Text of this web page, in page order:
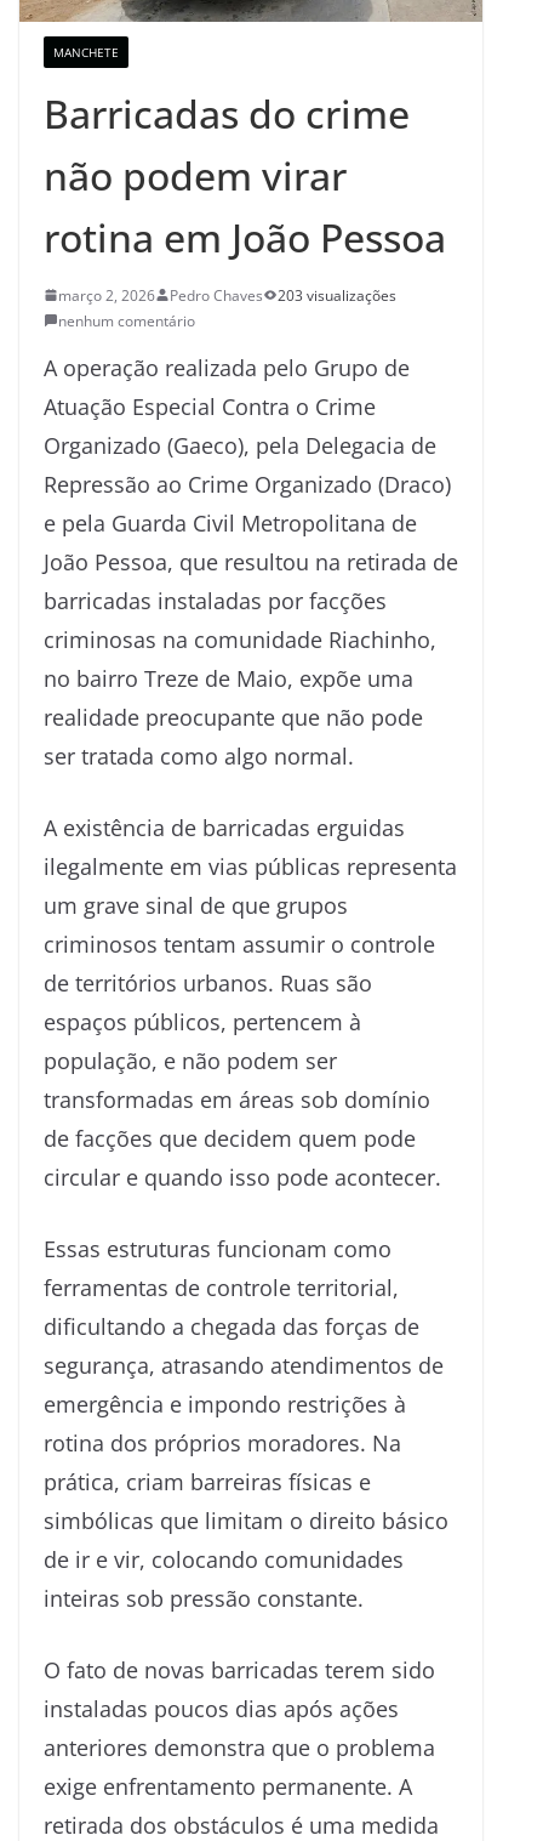
MANCHETE
Barricadas do crime
não podem virar
rotina em João Pessoa
março 2, 2026 Pedro Chaves
203 visualizações
nenhum comentário
A operação realizada pelo Grupo de
Atuação Especial Contra o Crime
Organizado (Gaeco), pela Delegacia de
Repressão ao Crime Organizado (Draco)
e pela Guarda Civil Metropolitana de
João Pessoa, que resultou na retirada de
barricadas instaladas por facções
criminosas na comunidade Riachinho,
no bairro Treze de Maio, expõe uma
realidade preocupante que não pode
ser tratada como algo normal.
A existência de barricadas erguidas
ilegalmente em vias públicas representa
um grave sinal de que grupos
criminosos tentam assumir o controle
de territórios urbanos. Ruas são
espaços públicos, pertencem à
população, e não podem ser
transformadas em áreas sob domínio
de facções que decidem quem pode
circular e quando isso pode acontecer.
Essas estruturas funcionam como
ferramentas de controle territorial,
dificultando a chegada das forças de
segurança, atrasando atendimentos de
emergência e impondo restrições à
rotina dos próprios moradores. Na
prática, criam barreiras físicas e
simbólicas que limitam o direito básico
de ir e vir, colocando comunidades
inteiras sob pressão constante.
O fato de novas barricadas terem sido
instaladas poucos dias após ações
anteriores demonstra que o problema
exige enfrentamento permanente. A
retirada dos obstáculos é uma medida